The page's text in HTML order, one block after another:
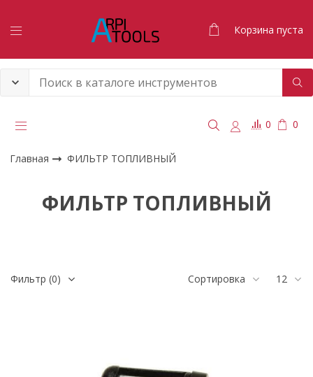
Корзина пуста
0 0
Главная ФИЛЬТР ТОПЛИВНЫЙ
ФИЛЬТР ТОПЛИВНЫЙ
Фильтр (0) Сортировка 12